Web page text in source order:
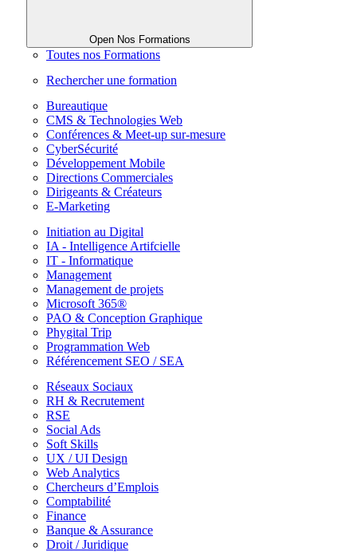
Open Nos Formations
Toutes nos Formations
Rechercher une formation
Bureautique
CMS & Technologies Web
Conférences & Meet-up sur-mesure
CyberSécurité
Développement Mobile
Directions Commerciales
Dirigeants & Créateurs
E-Marketing
Initiation au Digital
IA - Intelligence Artifcielle
IT - Informatique
Management
Management de projets
Microsoft 365®
PAO & Conception Graphique
Phygital Trip
Programmation Web
Référencement SEO / SEA
Réseaux Sociaux
RH & Recrutement
RSE
Social Ads
Soft Skills
UX / UI Design
Web Analytics
Chercheurs d’Emplois
Comptabilité
Finance
Banque & Assurance
Droit / Juridique